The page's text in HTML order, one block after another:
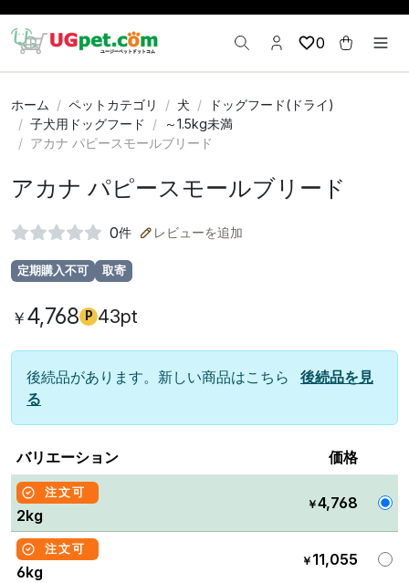
0
ホーム ペットカテゴリ 犬
ドッグフード(ドライ)
子犬用ドッグフード
～1.5kg未満
アカナ パピースモールブリード
アカナ パピースモールブリード
0件 レビューを追加
定期購入不可 取寄
￥4,768 P 43pt
後続品があります。新しい商品はこちら
後続品を見
る
バリエーション 価格
注文可
2kg
￥4,768
注文可
6kg
￥ 11,055